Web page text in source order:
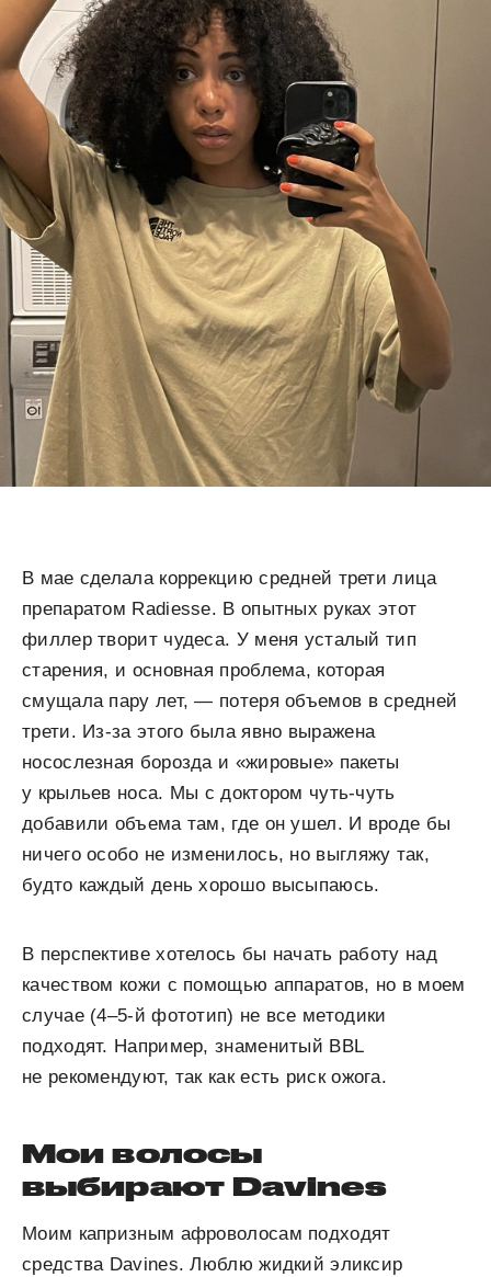
В мае сделала коррекцию средней трети лица
препаратом Radiesse. В опытных руках этот
филлер творит чудеса. У меня усталый тип
старения, и основная проблема, которая
смущала пару лет, — потеря объемов в средней
трети. Из-за этого была явно выражена
носослезная борозда и «жировые» пакеты
у крыльев носа. Мы с доктором чуть-чуть
добавили объема там, где он ушел. И вроде бы
ничего особо не изменилось, но выгляжу так,
будто каждый день хорошо высыпаюсь.
В перспективе хотелось бы начать работу над
качеством кожи с помощью аппаратов, но в моем
случае (4–5-й фототип) не все методики
подходят. Например, знаменитый BBL
не рекомендуют, так как есть риск ожога.
Мои волосы
выбирают Davines
Моим капризным афроволосам подходят
средства Davines. Люблю жидкий эликсир